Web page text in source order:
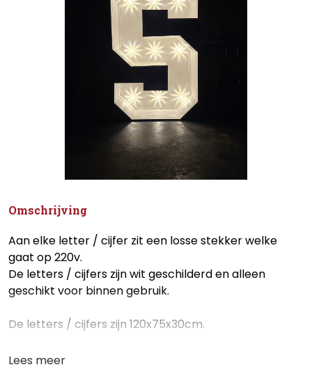
Omschrijving
Aan elke letter / cijfer zit een losse stekker welke
gaat op 220v.
De letters / cijfers zijn wit geschilderd en alleen
geschikt voor binnen gebruik.
De letters / cijfers zijn 120x75x30cm.
Lees meer